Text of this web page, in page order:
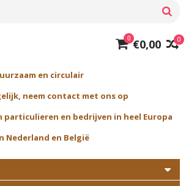
0
0 €0,00
en circulair
neem contact met ons op
particulieren en bedrijven in heel Europa
Nederland en België